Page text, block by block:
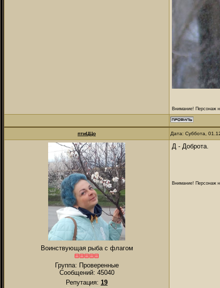
Внимание! Персонаж
птиЦЦо Дата: Суббота,
Воинствующая рыба с флагом
Группа: Проверенные
Сообщений: 45040
Репутация: 19
Д - Доброта.
Внимание! Персонаж